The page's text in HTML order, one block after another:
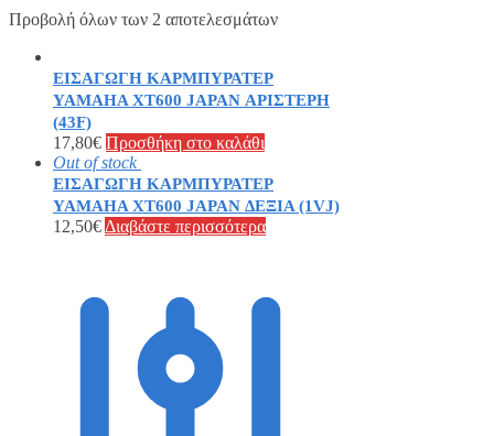
Προβολή όλων των 2 αποτελεσμάτων
ΕΙΣΑΓΩΓΗ ΚΑΡΜΠΥΡΑΤΕΡ
YAMAHA XT600 JAPAN ΑΡΙΣΤΕΡΗ
(43F)
17,80€ Προσθήκη στο καλάθι
Out of stock
ΕΙΣΑΓΩΓΗ ΚΑΡΜΠΥΡΑΤΕΡ
YAMAHA XT600 JAPAN ΔΕΞΙΑ (1VJ)
12,50€ Διαβάστε περισσότερα